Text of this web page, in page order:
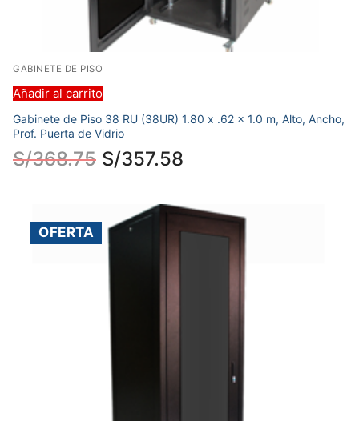
GABINETE DE PISO
Añadir al carrito
Gabinete de Piso 38 RU (38UR) 1.80 x .62 x 1.0 m, Alto, Ancho,
Prof. Puerta de Vidrio
S/368.75 S/357.58
OFERTA